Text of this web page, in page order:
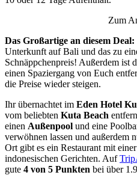
Zum
Das Großartige an diesem Deal:
Unterkunft auf Bali und das zu
Schnäppchenpreis! Außerdem ist
einen Spaziergang von Euch
die Preise wieder steigen.
Ihr übernachtet im Eden Hotel
vom beliebten Kuta Beach
einen Außenpool und eine
verwöhnen lassen und
Ort gibt es ein Restaurant mit
indonesischen Gerichten. Auf
gute 4 von 5 Punkten bei über